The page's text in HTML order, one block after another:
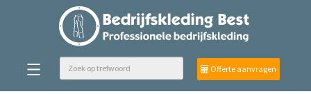
Offerte aanvragen